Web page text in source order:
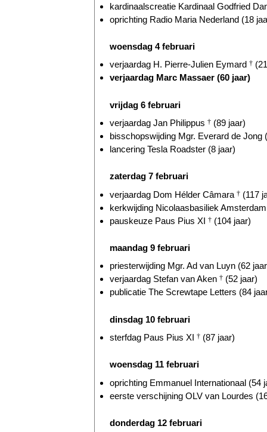
kardinaalscreatie Kardinaal Godfried
oprichting Radio Maria Nederland (18
woensdag 4 februari
verjaardag H. Pierre-Julien Eymard †
verjaardag Marc Massaer (60 jaar)
vrijdag 6 februari
verjaardag Jan Philippus † (89 jaar)
bisschopswijding Mgr. Everard de Jong
lancering Tesla Roadster (8 jaar)
zaterdag 7 februari
verjaardag Dom Hélder Câmara † (117
kerkwijding Nicolaasbasiliek
pauskeuze Paus Pius XI † (104 jaar)
maandag 9 februari
priesterwijding Mgr. Ad van Luyn (62
verjaardag Stefan van Aken † (52 jaar)
publicatie The Screwtape Letters (84
dinsdag 10 februari
sterfdag Paus Pius XI † (87 jaar)
woensdag 11 februari
oprichting Emmanuel Internationaal (54
eerste verschijning OLV van Lourdes
donderdag 12 februari